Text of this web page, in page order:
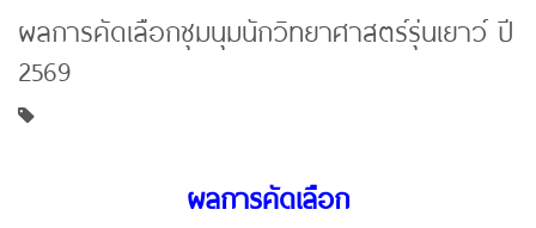
ผลการคัดเลือกชุมนุมนักวิทยาศาสตร์รุ่นเยาว์ ปี
2569
ผลการคัดเลือก